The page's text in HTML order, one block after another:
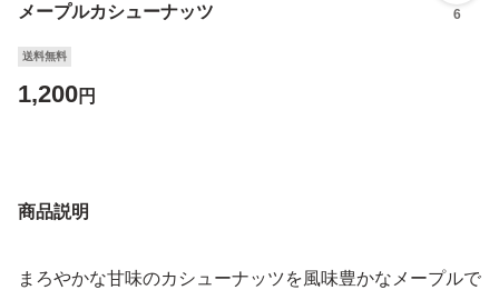
メープルカシューナッツ 6
送料無料
1,200円
商品説明
まろやかな甘味のカシューナッツを風味豊かなメープルで